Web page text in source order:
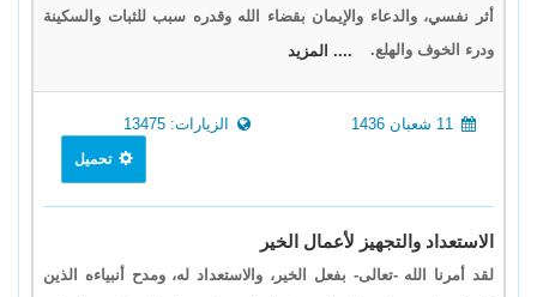
أثر نفسي، والدعاء والإيمان بقضاء الله وقدره سبب للثبات والسكينة
ودرء الخوف والهلع.
.... المزيد
الزيارات: 13475
تحميل
الاستعداد والتجهيز لأعمال الخير
لقد أمرنا الله -تعالى- بفعل الخير، والاستعداد له، ومدح أنبياءه الذين